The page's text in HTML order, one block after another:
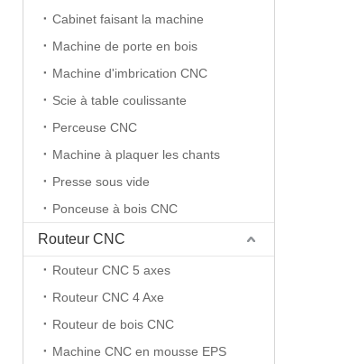
Cabinet faisant la machine
Machine de porte en bois
Machine d'imbrication CNC
Scie à table coulissante
Perceuse CNC
Machine à plaquer les chants
Presse sous vide
Ponceuse à bois CNC
Routeur CNC
Routeur CNC 5 axes
Routeur CNC 4 Axe
Routeur de bois CNC
Machine CNC en mousse EPS